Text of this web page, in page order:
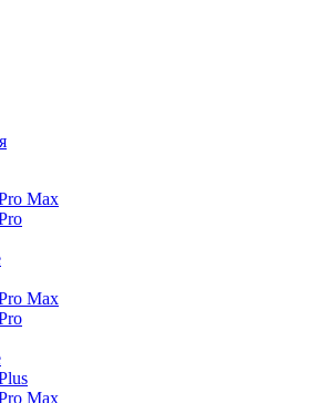
Max
Max
Max